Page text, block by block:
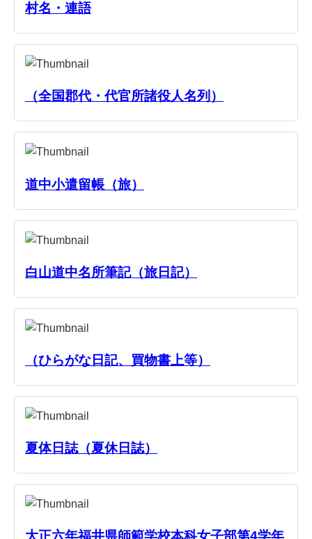
村名・連語
（全国郡代・代官所諸役人名列）
道中小遣留帳（旅）
白山道中名所筆記（旅日記）
（ひらがな日記、買物書上等）
夏体日誌（夏休日誌）